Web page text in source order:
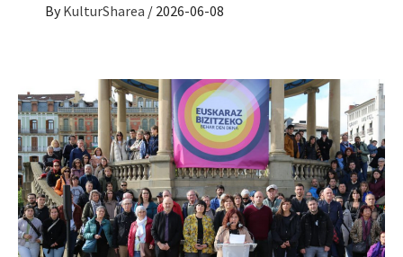
By KulturSharea / 2026-06-08